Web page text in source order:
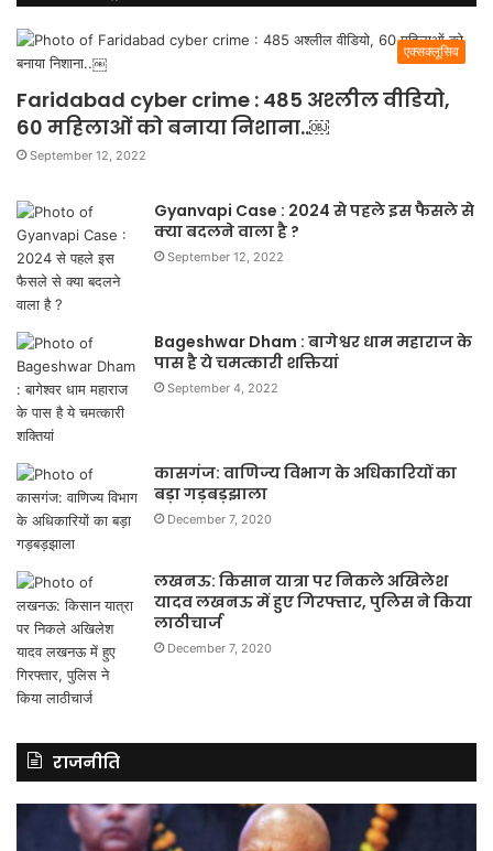
एक्सक्लूसिव
Faridabad cyber crime : 485 अश्लील वीडियो,
60 महिलाओं को बनाया निशाना..￼
September 12, 2022
Gyanvapi Case : 2024 से पहले इस फैसले से
क्या बदलने वाला है ?
September 12, 2022
Bageshwar Dham : बागेश्वर धाम महाराज के
पास है ये चमत्कारी शक्तियां
September 4, 2022
कासगंज: वाणिज्य विभाग के अधिकारियों का
बड़ा गड़बड़झाला
December 7, 2020
लखनऊ: किसान यात्रा पर निकले अखिलेश
यादव लखनऊ में हुए गिरफ्तार, पुलिस ने किया
लाठीचार्ज
December 7, 2020
राजनीति